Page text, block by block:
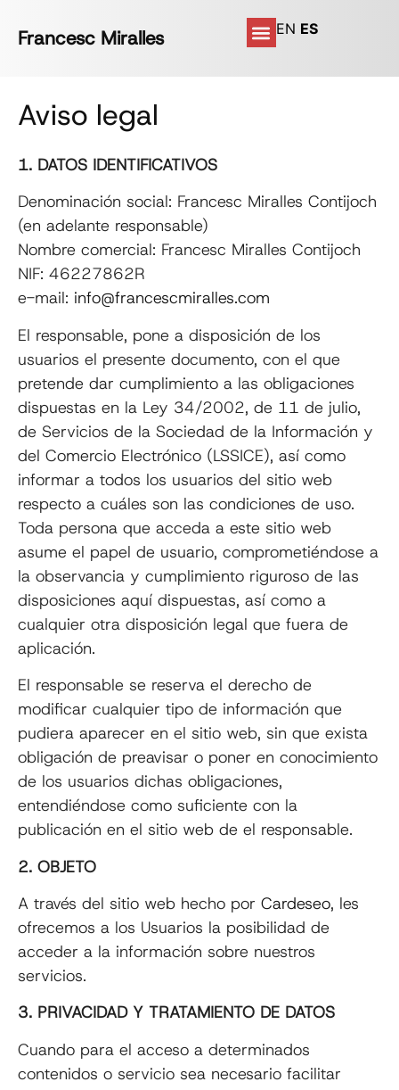
Francesc Miralles EN ES
Aviso legal
1. DATOS IDENTIFICATIVOS
Denominación social: Francesc Miralles Contijoch
(en adelante responsable)
Nombre comercial: Francesc Miralles Contijoch
NIF: 46227862R
e-mail: info@francescmiralles.com
El responsable, pone a disposición de los
usuarios el presente documento, con el que
pretende dar cumplimiento a las obligaciones
dispuestas en la Ley 34/2002, de 11 de julio,
de Servicios de la Sociedad de la Información y
del Comercio Electrónico (LSSICE), así como
informar a todos los usuarios del sitio web
respecto a cuáles son las condiciones de uso.
Toda persona que acceda a este sitio web
asume el papel de usuario, comprometiéndose a
la observancia y cumplimiento riguroso de las
disposiciones aquí dispuestas, así como a
cualquier otra disposición legal que fuera de
aplicación.
El responsable se reserva el derecho de
modificar cualquier tipo de información que
pudiera aparecer en el sitio web, sin que exista
obligación de preavisar o poner en conocimiento
de los usuarios dichas obligaciones,
entendiéndose como suficiente con la
publicación en el sitio web de el responsable.
2. OBJETO
A través del sitio web hecho por Cardeseo, les
ofrecemos a los Usuarios la posibilidad de
acceder a la información sobre nuestros
servicios.
3. PRIVACIDAD Y TRATAMIENTO DE DATOS
Cuando para el acceso a determinados
contenidos o servicio sea necesario facilitar